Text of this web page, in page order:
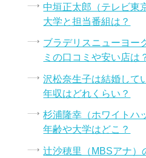
中垣正太郎（テレビ東
大学と担当番組は？
ブラデリスニューヨー
ミの口コミや安い店は
沢松奈生子は結婚して
年収はどれくらい？
杉浦隆幸（ホワイトハ
年齢や大学はどこ？
辻沙穂里（MBSアナ）